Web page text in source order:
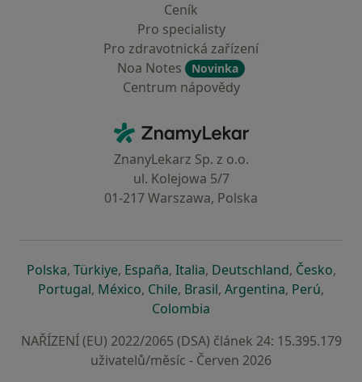
Ceník
Pro specialisty
Pro zdravotnická zařízení
Noa Notes
Novinka
Centrum nápovědy
ZnamyLekar - Hlavní stránka
ZnanyLekarz Sp. z o.o.
ul. Kolejowa 5/7
01-217 Warszawa, Polska
Polskase otevře v nové záložce
, Türkiyese otevře v nové záložce
, Españase otevře v nové záložce
, Italiase otevře v nové záložce
, Deutschlandse otevře v
, Českose
,
Portugalse otevře v nové záložce
, Méxicose otevře v nové záložce
, Chilese otevře v nové záložce
, Brasilse otevře v nové
, Argentinase otevře v
, Perúse
,
Colombia
NAŘÍZENÍ (EU) 2022/2065 (DSA) článek 24: 15.395.179
uživatelů/měsíc - Červen 2026